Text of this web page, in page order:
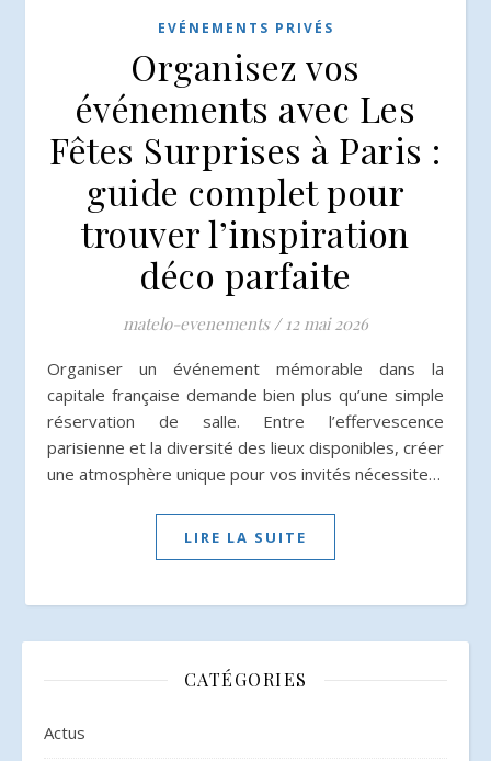
EVÉNEMENTS PRIVÉS
Organisez vos
événements avec Les
Fêtes Surprises à Paris :
guide complet pour
trouver l’inspiration
déco parfaite
matelo-evenements / 12 mai 2026
Organiser un événement mémorable dans la
capitale française demande bien plus qu’une simple
réservation de salle. Entre l’effervescence
parisienne et la diversité des lieux disponibles, créer
une atmosphère unique pour vos invités nécessite…
LIRE LA SUITE
CATÉGORIES
Actus